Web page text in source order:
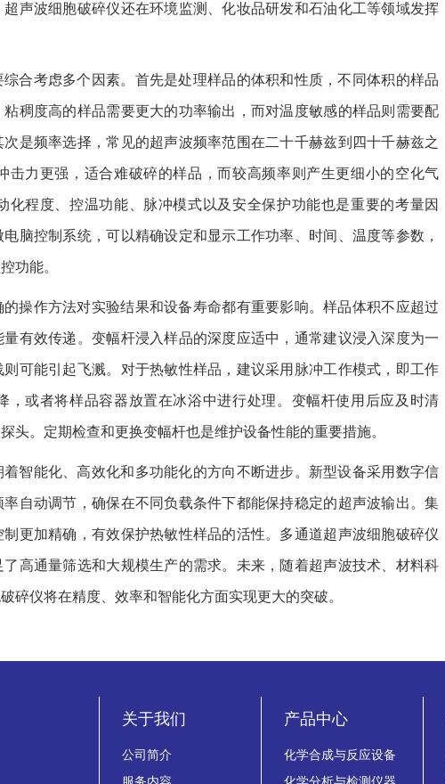
声波细胞破碎仪还在环境监测、化妆品研发和石油化工等领域发挥
合考虑多个因素。首先是处理样品的体积和性质，不同体积的样品
稠度高的样品需要更大的功率输出，而对温度敏感的样品则需要配
是频率选择，常见的超声波频率范围在二十千赫兹到四十千赫兹之
击力更强，适合难破碎的样品，而较高频率则产生更细小的空化气
化程度、控温功能、脉冲模式以及安全保护功能也是重要的考量因
脑控制系统，可以精确设定和显示工作功率、时间、温度等参数，
功能。
操作方法对实验结果和设备寿命都有重要影响。样品体积不应超过
有效传递。变幅杆浸入样品的深度应适中，通常建议浸入深度为一
可能引起飞溅。对于热敏性样品，建议采用脉冲工作模式，即工作
，或者将样品容器放置在冰浴中进行处理。变幅杆使用后应及时清
头。定期检查和更换变幅杆也是维护设备性能的重要措施。
智能化、高效化和多功能化的方向不断进步。新型设备采用数字信
自动调节，确保在不同负载条件下都能保持稳定的超声波输出。集
更加精确，有效保护热敏性样品的活性。多通道超声波细胞破碎仪
高通量筛选和大规模生产的需求。未来，随着超声波技术、材料科
碎仪将在精度、效率和智能化方面实现更大的突破。
关于我们
公司简介
产品中心
化学合成与反应设备